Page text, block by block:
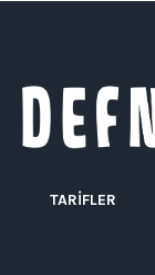
TARIFLER